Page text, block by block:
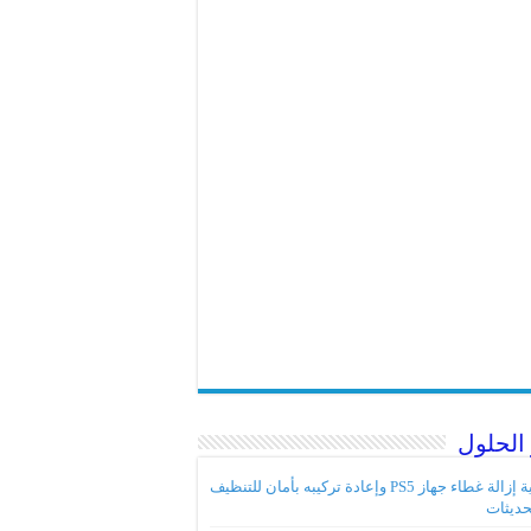
الحلول
كيفية إزالة غطاء جهاز PS5 وإعادة تركيبه بأمان للتنظيف